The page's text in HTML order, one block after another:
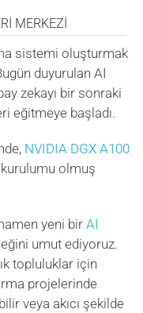
MERKEZİ
sistemi oluşturmak
duyurulan AI
zekayı bir sonraki
eğitmeye başladı.
NVIDIA DGX A100
olmuş
yeni birAI
umut ediyoruz.
topluluklar için
projelerinde
veya akıcı şekilde